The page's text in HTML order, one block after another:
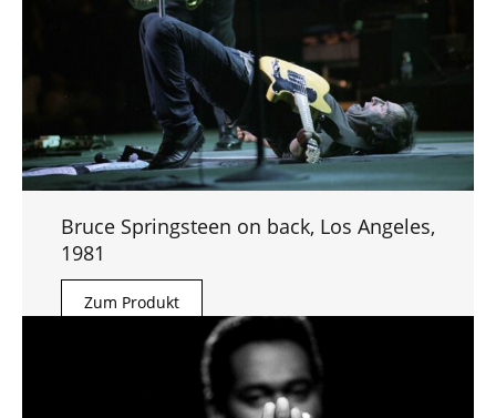
Bruce Springsteen on back, Los Angeles,
1981
Zum Produkt